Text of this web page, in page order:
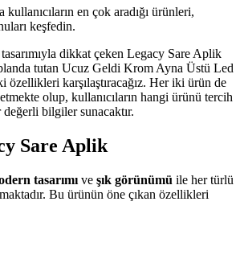
en çok aradığı ürünleri,
keşfedin.
dikkat çeken Legacy Sare Aplik
tutan Ucuz Geldi Krom Ayna Üstü Led
özellikleri karşılaştıracağız. Her iki ürün de
olup, kullanıcıların hangi ürünü tercih
bilgiler sunacaktır.
Sare Aplik
tasarımı ve şık görünümü ile her türlü
Bu ürünün öne çıkan özellikleri